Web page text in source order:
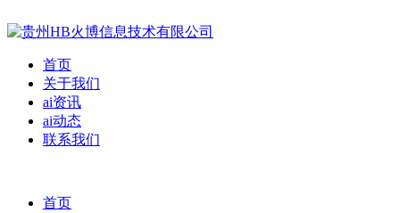
首页
关于我们
ai资讯
ai动态
联系我们
首页